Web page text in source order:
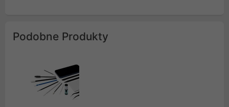
Podobne Produkty